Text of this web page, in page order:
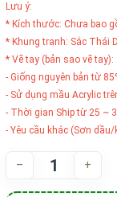
Lưu ý:
* Kích thước: Chưa bao
* Khung tranh: Sắc Thái
* Vẽ tay (bản sao vẽ tay):
- Giống nguyên bản từ
- Sử dụng mầu Acrylic
- Thời gian Ship từ 25 ~
- Yêu cầu khác (Sơn
– +